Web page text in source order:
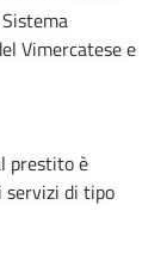
Vimercatese e
prestito è
servizi di tipo